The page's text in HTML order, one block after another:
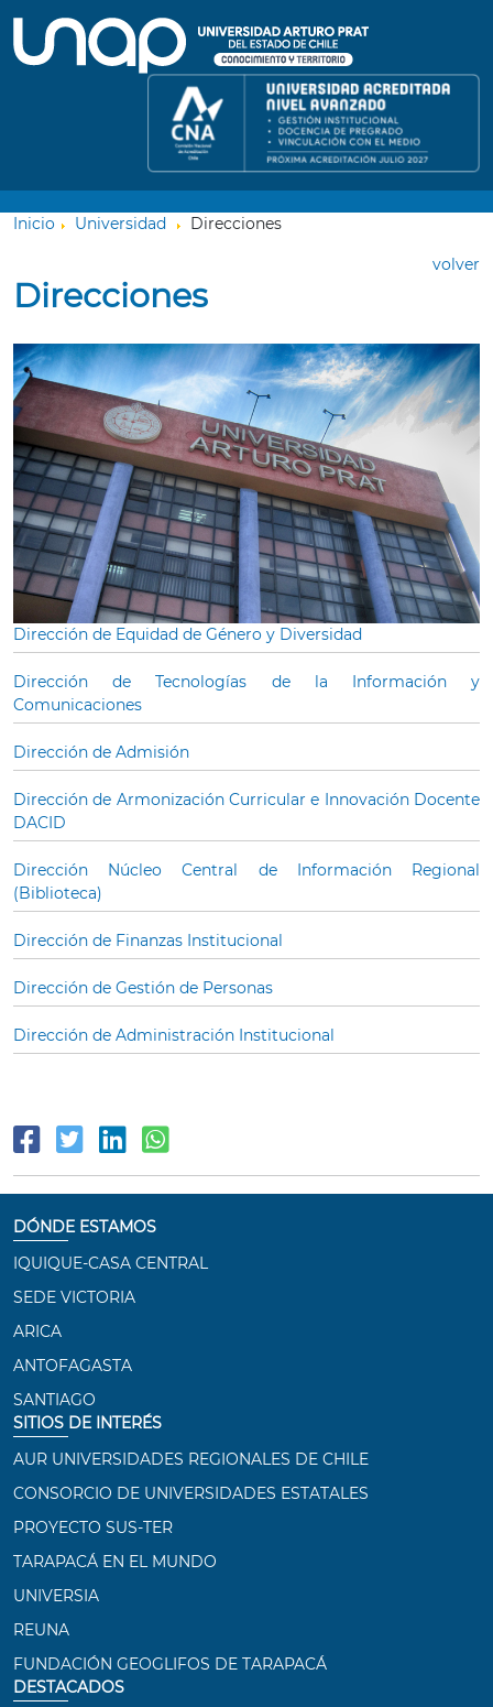
Inicio Universidad Direcciones
volver
Direcciones
Dirección de Equidad de Género y Diversidad
Dirección de Tecnologías de la Información y
Comunicaciones
Dirección de Admisión
Dirección de Armonización Curricular e Innovación Docente
DACID
Dirección Núcleo Central de Información Regional
(Biblioteca)
Dirección de Finanzas Institucional
Dirección de Gestión de Personas
Dirección de Administración Institucional
DÓNDE ESTAMOS
IQUIQUE-CASA CENTRAL
SEDE VICTORIA
ARICA
ANTOFAGASTA
SANTIAGO
SITIOS DE INTERÉS
AUR UNIVERSIDADES REGIONALES DE CHILE
CONSORCIO DE UNIVERSIDADES ESTATALES
PROYECTO SUS-TER
TARAPACÁ EN EL MUNDO
UNIVERSIA
REUNA
FUNDACIÓN GEOGLIFOS DE TARAPACÁ
DESTACADOS